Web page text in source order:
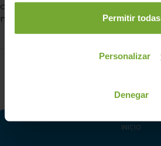
Permitir todas
Personalizar
Denegar
combustible con mi
nuevo coche de ocasión
INICIO